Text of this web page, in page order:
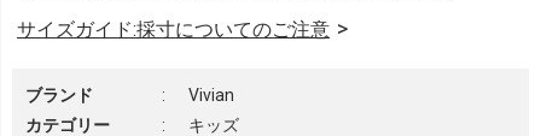
サイズガイド:採寸についてのご注意
ブランド :
Vivian
カテゴリー
:
キッズ